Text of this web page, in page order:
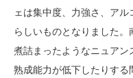
ェは集中度、力強さ、ア
らしいものとなりました
煮詰まったようなニュア
熟成能力が低下したりする